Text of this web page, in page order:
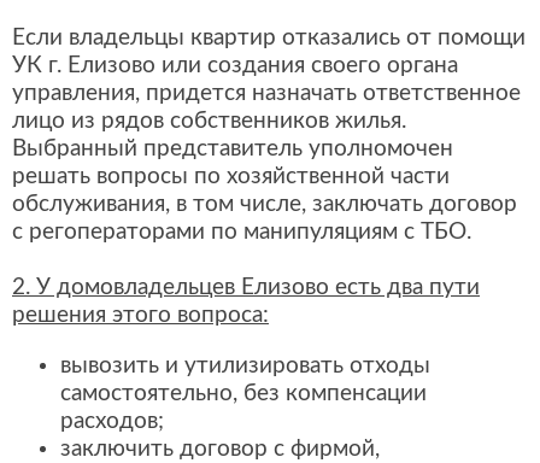
Если владельцы квартир отказались от помощи
УК г. Елизово или создания своего органа
управления, придется назначать ответственное
лицо из рядов собственников жилья.
Выбранный представитель уполномочен
решать вопросы по хозяйственной части
обслуживания, в том числе, заключать договор
с регоператорами по манипуляциям с ТБО.
2. У домовладельцев Елизово есть два пути
решения этого вопроса:
вывозить и утилизировать отходы
самостоятельно, без компенсации
расходов;
заключить договор с фирмой,